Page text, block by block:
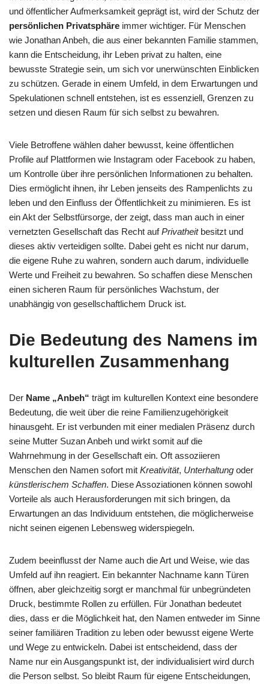
und öffentlicher Aufmerksamkeit geprägt ist, wird der Schutz der
persönlichen Privatsphäre immer wichtiger. Für Menschen
wie Jonathan Anbeh, die aus einer bekannten Familie stammen,
kann die Entscheidung, ihr Leben privat zu halten, eine
bewusste Strategie sein, um sich vor unerwünschten Einblicken
zu schützen. Gerade in einem Umfeld, in dem Erwartungen und
Spekulationen schnell entstehen, ist es essenziell, Grenzen zu
setzen und diesen Raum für sich selbst zu bewahren.
Viele Betroffene wählen daher bewusst, keine öffentlichen
Profile auf Plattformen wie Instagram oder Facebook zu haben,
um Kontrolle über ihre persönlichen Informationen zu behalten.
Dies ermöglicht ihnen, ihr Leben jenseits des Rampenlichts zu
leben und den Einfluss der Öffentlichkeit zu minimieren. Es ist
ein Akt der Selbstfürsorge, der zeigt, dass man auch in einer
vernetzten Gesellschaft das Recht aufPrivatheitbesitzt und
dieses aktiv verteidigen sollte. Dabei geht es nicht nur darum,
die eigene Ruhe zu wahren, sondern auch darum, individuelle
Werte und Freiheit zu bewahren. So schaffen diese Menschen
einen sicheren Raum für persönliches Wachstum, der
unabhängig von gesellschaftlichem Druck ist.
Die Bedeutung des Namens im
kulturellen Zusammenhang
Der Name „Anbeh“ trägt im kulturellen Kontext eine besondere
Bedeutung, die weit über die reine Familienzugehörigkeit
hinausgeht. Er ist verbunden mit einer medialen Präsenz durch
seine Mutter Suzan Anbeh und wirkt somit auf die
Wahrnehmung in der Gesellschaft ein. Oft assoziieren
Menschen den Namen sofort mit Kreativität, Unterhaltung oder
künstlerischem Schaffen. Diese Assoziationen können sowohl
Vorteile als auch Herausforderungen mit sich bringen, da
Erwartungen an das Individuum entstehen, die möglicherweise
nicht seinen eigenen Lebensweg widerspiegeln.
Zudem beeinflusst der Name auch die Art und Weise, wie das
Umfeld auf ihn reagiert. Ein bekannter Nachname kann Türen
öffnen, aber gleichzeitig sorgt er manchmal für unbegründeten
Druck, bestimmte Rollen zu erfüllen. Für Jonathan bedeutet
dies, dass er die Möglichkeit hat, den Namen entweder im Sinne
seiner familiären Tradition zu leben oder bewusst eigene Werte
und Wege zu entwickeln. Dabei ist entscheidend, dass der
Name nur ein Ausgangspunkt ist, der individualisiert wird durch
die Person selbst. So bleibt Raum für eigene Entscheidungen,